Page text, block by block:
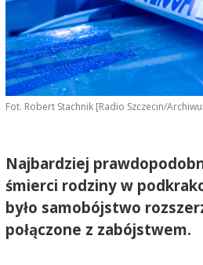
Fot. Robert Stachnik [Radio Szczecin/
Najbardziej
śmierci rodziny w
było samobójstwo
połączone z zabójstwem.